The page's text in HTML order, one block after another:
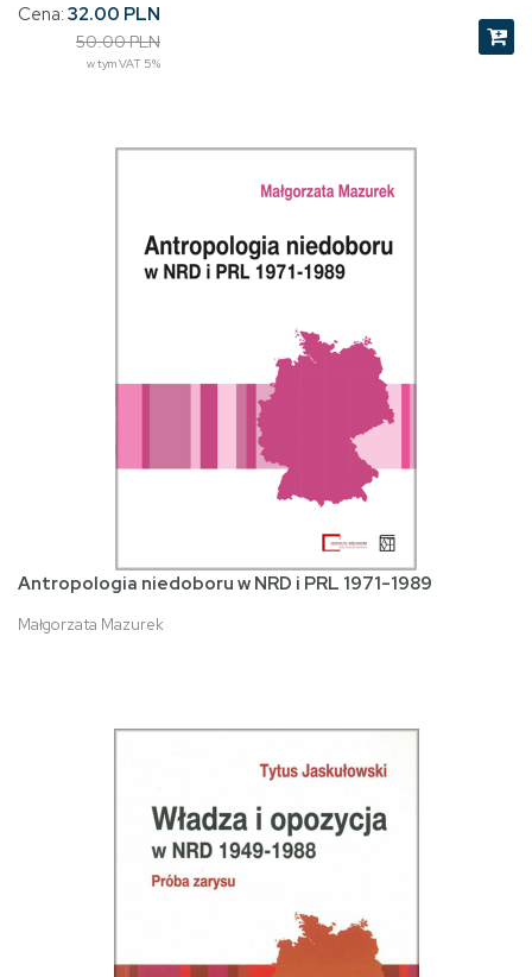
Cena: 32.00 PLN
50.00 PLN
w tym VAT 5%
Antropologia niedoboru w NRD i PRL 1971-1989
Małgorzata Mazurek